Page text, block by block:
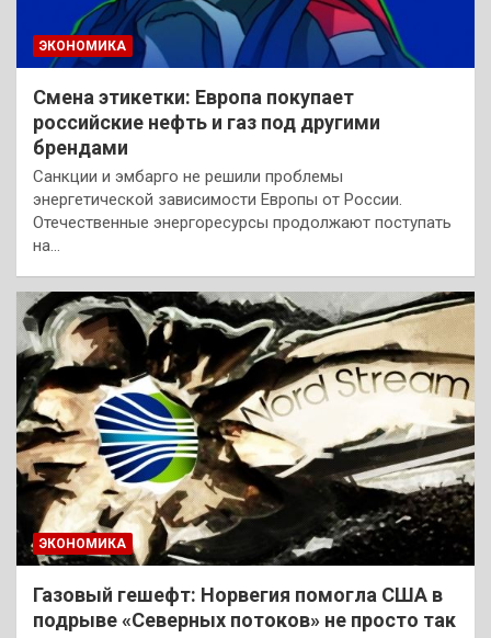
ЭКОНОМИКА
Смена этикетки: Европа покупает
российские нефть и газ под другими
брендами
Санкции и эмбарго не решили проблемы
энергетической зависимости Европы от России.
Отечественные энергоресурсы продолжают поступать
на…
ЭКОНОМИКА
Газовый гешефт: Норвегия помогла США в
подрыве «Северных потоков» не просто так